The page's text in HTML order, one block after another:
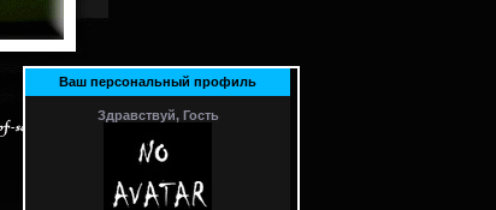
Ваш персональный профиль
Здравствуй, Гость